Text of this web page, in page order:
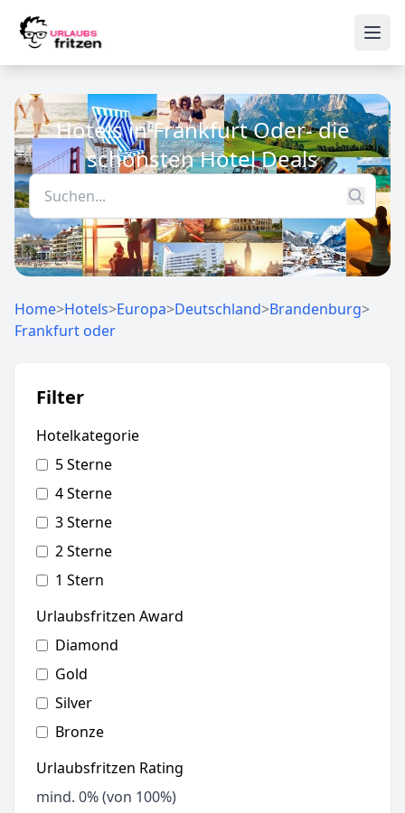
Hotels in Frankfurt Oder- die
schönsten Hotel Deals
Home>Hotels>Europa>Deutschland>Brandenburg>
Frankfurt oder
Filter
Hotelkategorie
5 Sterne
4 Sterne
3 Sterne
2 Sterne
1 Stern
Urlaubsfritzen Award
Diamond
Gold
Silver
Bronze
Urlaubsfritzen Rating
mind. 0% (von 100%)